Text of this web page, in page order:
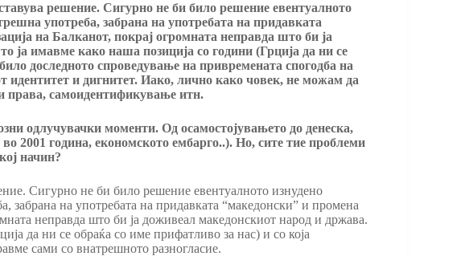
решение. Сигурно не би било решение евентуалното
употреба, забрана на употребата на придавката
на Балканот, покрај огромната неправда што би ја
имавме како наша позиција со години (Грција да ни се
доследното спроведување на привремената спогодба на
и дигнитет. Иако, лично како човек, не можам да
права, самоидентификување итн.
одлучувачки моменти. Од осамостојувањето до денеска,
2001 година, економското ембарго..). Но, сите тие проблеми
начин?
Сигурно не би било решение евентуалното изнудено
на употребата на придавката “македонски” и промена
неправда што би ја доживеал македонскиот народ и држава.
да ни се обраќа со име прифатливо за нас) и со која
сами со внатрешното разногласие.